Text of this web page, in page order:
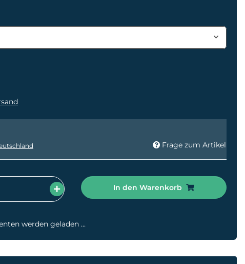
Frage zum Artikel
In den Warenkorb
werden geladen ...